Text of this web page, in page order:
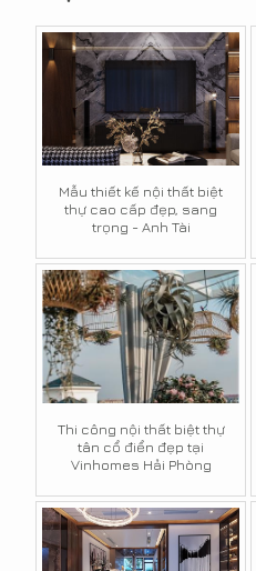
Mẫu thiết kế nội thất biệt
thự cao cấp đẹp, sang
trọng - Anh Tài
Thi công nội thất biệt thự
tân cổ điển đẹp tại
Vinhomes Hải Phòng